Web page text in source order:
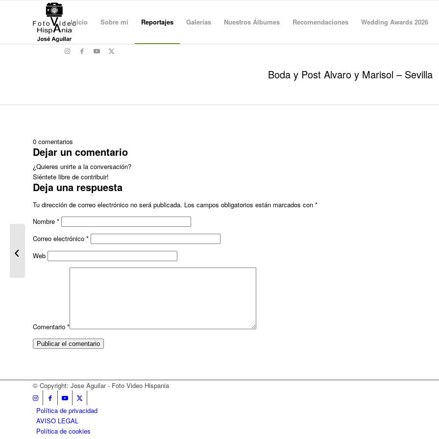
Inicio Sobre mí Reportajes Galerías Nuestros Álbumes Recomendaciones Wedding Awards 2026
Boda y Post Alvaro y Marisol – Sevilla
0 comentarios
Dejar un comentario
¿Quieres unirte a la conversación?
Siéntete libre de contribuir!
Deja una respuesta
Tu dirección de correo electrónico no será publicada. Los campos obligatorios están marcados con *
Nombre *
Correo electrónico *
Web
Comentario *
© Copyright: Jose Aguilar - Foto Video Hispania
Política de privacidad
AVISO LEGAL
Política de cookies
Embarazo Emilio y Nuria – Sevilla